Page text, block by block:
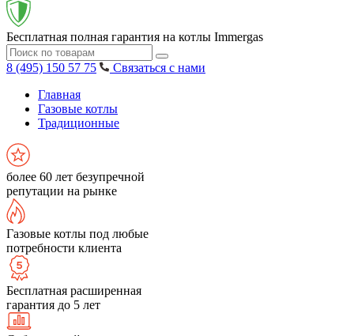
Бесплатная полная гарантия на котлы Immergas
8 (495) 150 57 75
Связаться с нами
Главная
Газовые котлы
Традиционные
более 60 лет безупречной
репутации на рынке
Газовые котлы под любые
потребности клиента
Бесплатная расширенная
гарантия до 5 лет